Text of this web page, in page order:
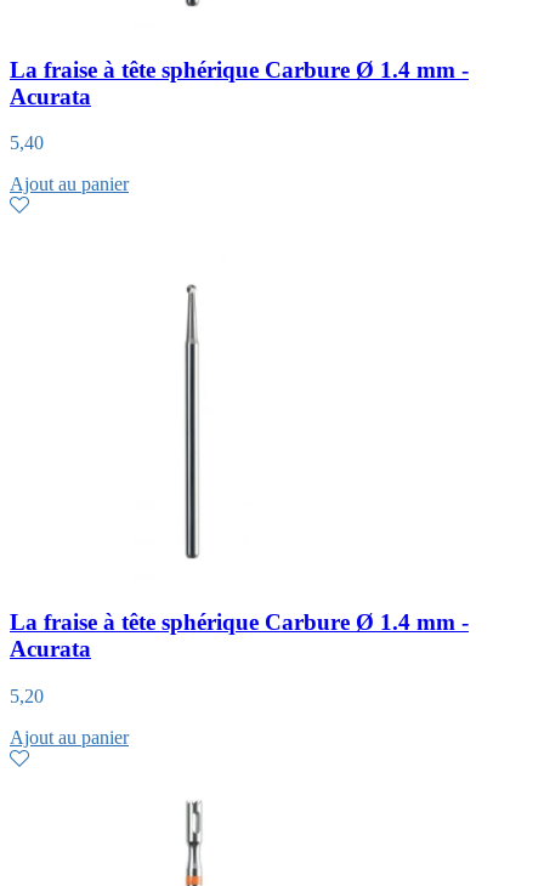
La fraise à tête sphérique Carbure Ø 1.4 mm -
Acurata
5,40
Ajout au panier
La fraise à tête sphérique Carbure Ø 1.4 mm -
Acurata
5,20
Ajout au panier